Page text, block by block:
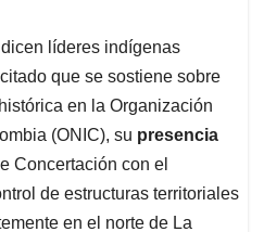
dicen líderes indígenas
que se sostiene sobre
en la Organización
(ONIC), su presencia
Concertación con el
de estructuras territoriales
en el norte de La